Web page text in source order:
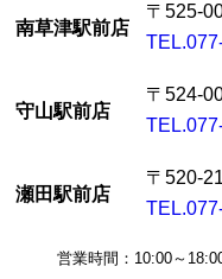
南草津駅前店
〒525-
守山駅前店
〒524-
瀬田駅前店
〒520-
営業時間：10:00～